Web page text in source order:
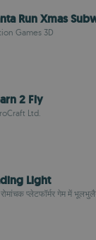
Run Xmas
Games 3D
2 Fly
Ltd.
Light
प्लेटफॉर्मर गेम में